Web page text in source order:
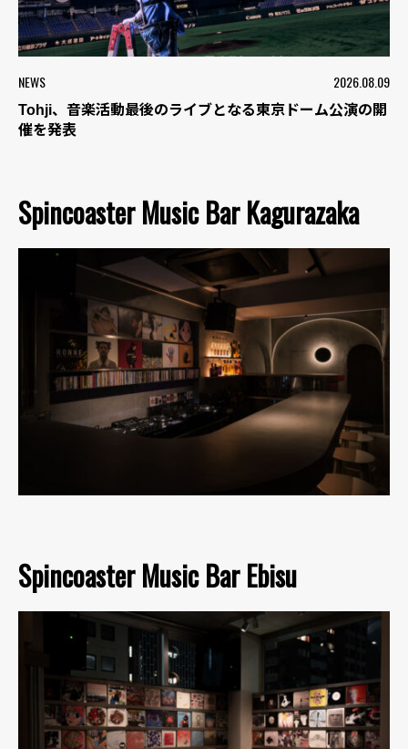
NEWS 2026.08.09
Tohji、音楽活動最後のライブとなる東京ドーム公演の開
催を発表
Spincoaster Music Bar Kagurazaka
Spincoaster Music Bar Ebisu